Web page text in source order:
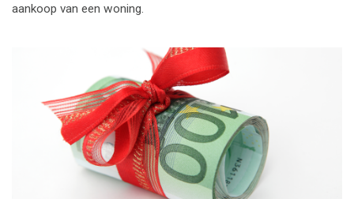
aankoop van een woning.